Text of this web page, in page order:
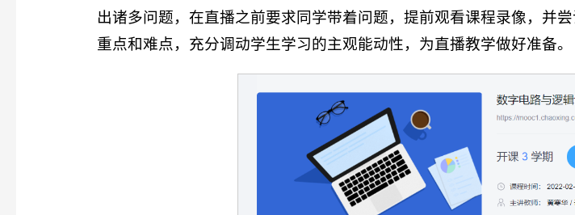
出诸多问题，在直播之前要求同学带着问题，提前观看课程录像，并
重点和难点，充分调动学生学习的主观能动性，为直播教学做好准备。